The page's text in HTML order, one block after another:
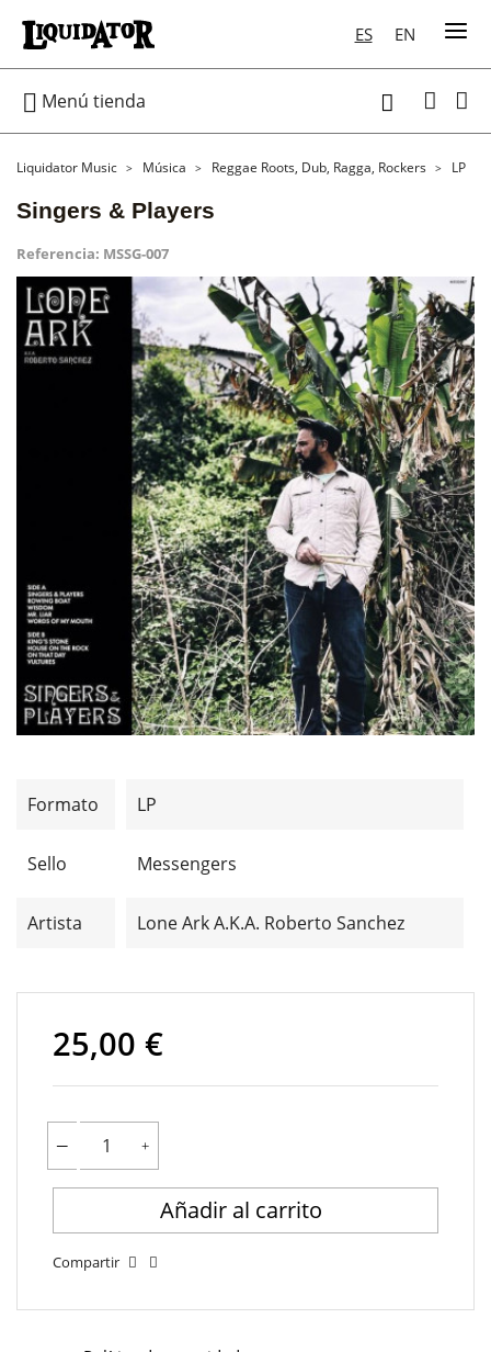
ES EN
 Menú tienda 
Liquidator Music Música Reggae Roots, Dub, Ragga, Rockers LP
Singers & Players
Referencia: MSSG-007
Formato LP
Sello Messengers
Artista Lone Ark A.k.a. Roberto Sanchez
25,00 €
Añadir al carrito
Compartir